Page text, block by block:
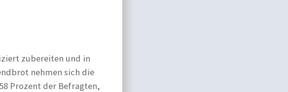
zubereiten und in
nehmen sich die
Prozent der Befragten,